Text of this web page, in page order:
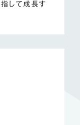
指して成長す